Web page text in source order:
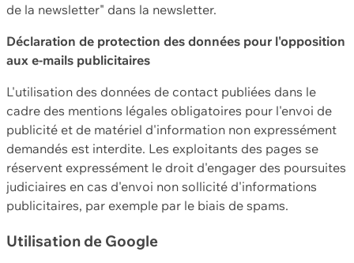
de la newsletter" dans la newsletter.
Déclaration de protection des données pour l'opposition
aux e-mails publicitaires
L'utilisation des données de contact publiées dans le
cadre des mentions légales obligatoires pour l'envoi de
publicité et de matériel d'information non expressément
demandés est interdite. Les exploitants des pages se
réservent expressément le droit d'engager des poursuites
judiciaires en cas d'envoi non sollicité d'informations
publicitaires, par exemple par le biais de spams.
Utilisation de Google